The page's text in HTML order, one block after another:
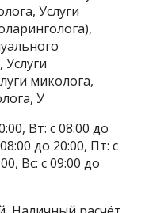
Услуги
Услуги
миколога,
У
Вт: с 08:00 до
до 20:00, Пт: с
Вс: с 09:00 до